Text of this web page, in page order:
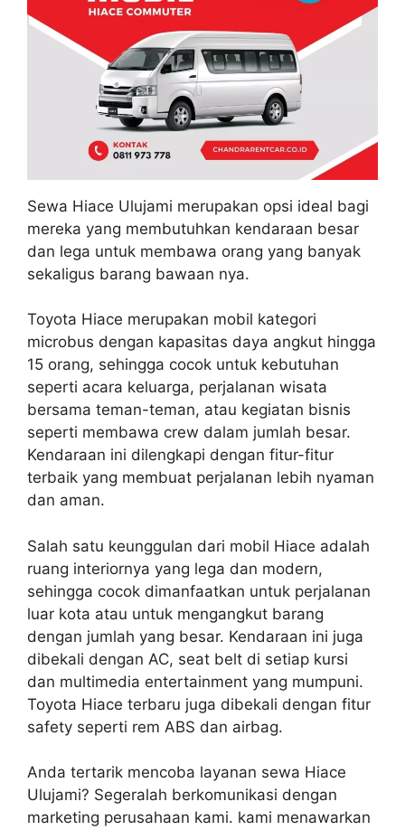
Sewa Hiace Ulujami merupakan opsi ideal bagi
mereka yang membutuhkan kendaraan besar
dan lega untuk membawa orang yang banyak
sekaligus barang bawaan nya.
Toyota Hiace merupakan mobil kategori
microbus dengan kapasitas daya angkut hingga
15 orang, sehingga cocok untuk kebutuhan
seperti acara keluarga, perjalanan wisata
bersama teman-teman, atau kegiatan bisnis
seperti membawa crew dalam jumlah besar.
Kendaraan ini dilengkapi dengan fitur-fitur
terbaik yang membuat perjalanan lebih nyaman
dan aman.
Salah satu keunggulan dari mobil Hiace adalah
ruang interiornya yang lega dan modern,
sehingga cocok dimanfaatkan untuk perjalanan
luar kota atau untuk mengangkut barang
dengan jumlah yang besar. Kendaraan ini juga
dibekali dengan AC, seat belt di setiap kursi
dan multimedia entertainment yang mumpuni.
Toyota Hiace terbaru juga dibekali dengan fitur
safety seperti rem ABS dan airbag.
Anda tertarik mencoba layanan sewa Hiace
Ulujami? Segeralah berkomunikasi dengan
marketing perusahaan kami. kami menawarkan